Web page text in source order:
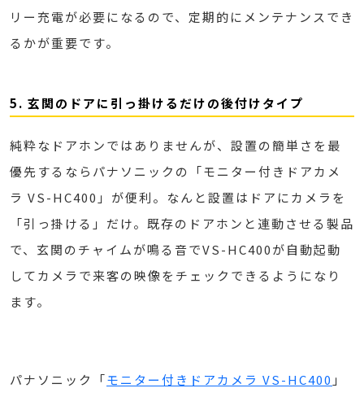
リー充電が必要になるので、定期的にメンテナンスでき
るかが重要です。
5. 玄関のドアに引っ掛けるだけの後付けタイプ
純粋なドアホンではありませんが、設置の簡単さを最
優先するならパナソニックの「モニター付きドアカメ
ラ VS-HC400」が便利。なんと設置はドアにカメラを
「引っ掛ける」だけ。既存のドアホンと連動させる製品
で、玄関のチャイムが鳴る音でVS-HC400が自動起動
してカメラで来客の映像をチェックできるようになり
ます。
パナソニック「モニター付きドアカメラ VS-HC400 」